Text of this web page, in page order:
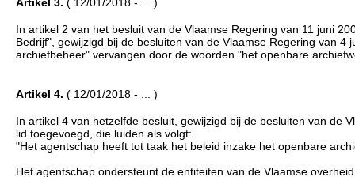
Artikel 3. ( 12/01/2018 - ... )
In artikel 2 van het besluit van de Vlaamse Regering van 11 juni
Bedrijf", gewijzigd bij de besluiten van de Vlaamse Regering van
archiefbeheer" vervangen door de woorden "het openbare
Artikel 4. ( 12/01/2018 - ... )
In artikel 4 van hetzelfde besluit, gewijzigd bij de besluiten van de
lid toegevoegd, die luiden als volgt:
"Het agentschap heeft tot taak het beleid inzake het openbare
Het agentschap ondersteunt de entiteiten van de Vlaamse